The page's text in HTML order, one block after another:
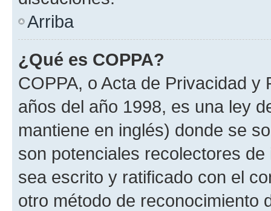
Arriba
¿Qué es COPPA?
COPPA, o Acta de Privacidad
años del año 1998, es una ley
mantiene en inglés) donde se
son potenciales recolectores
sea escrito y ratificado con el
otro método de reconocimiento